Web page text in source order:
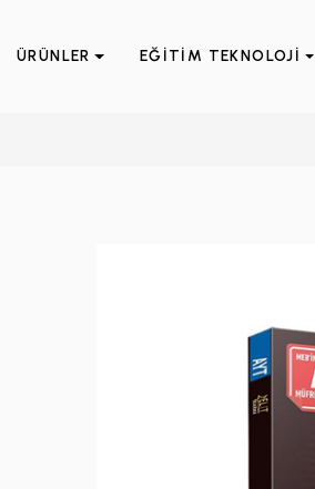
ÜRÜNLER EĞİTİM TEKNOLOJİ